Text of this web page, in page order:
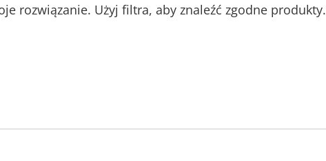
rozwiązanie. Użyj filtra, aby znaleźć zgodne produkty.